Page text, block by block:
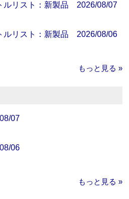
ルリスト：新製品 2026/08/07
ルリスト：新製品 2026/08/06
もっと見る »
07
06
もっと見る »